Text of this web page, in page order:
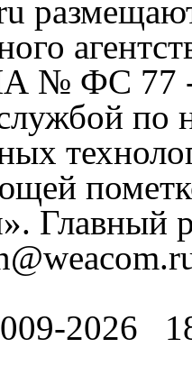
№ ФС 77 -
по
Главный
2026